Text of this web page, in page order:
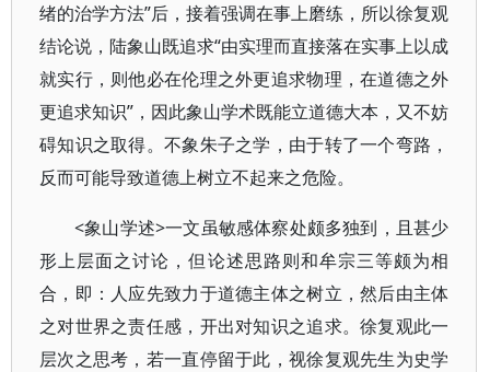
绪的治学方法”后，接着强调在事上磨练，所以徐复观
结论说，陆象山既追求“由实理而直接落在实事上以成
就实行，则他必在伦理之外更追求物理，在道德之外
更追求知识”，因此象山学术既能立道德大本，又不妨
碍知识之取得。不象朱子之学，由于转了一个弯路，
反而可能导致道德上树立不起来之危险。
<象山学述>一文虽敏感体察处颇多独到，且甚少
形上层面之讨论，但论述思路则和牟宗三等颇为相
合，即：人应先致力于道德主体之树立，然后由主体
之对世界之责任感，开出对知识之追求。徐复观此一
层次之思考，若一直停留于此，视徐复观先生为史学